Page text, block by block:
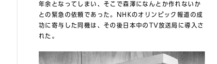
年余となってしまい、そこで森澤になんとか作れないか
との緊急の依頼であった。NHKのオリンピック報道の成
功に寄与した同機は、その後日本中のTV放送局に導入さ
れた。